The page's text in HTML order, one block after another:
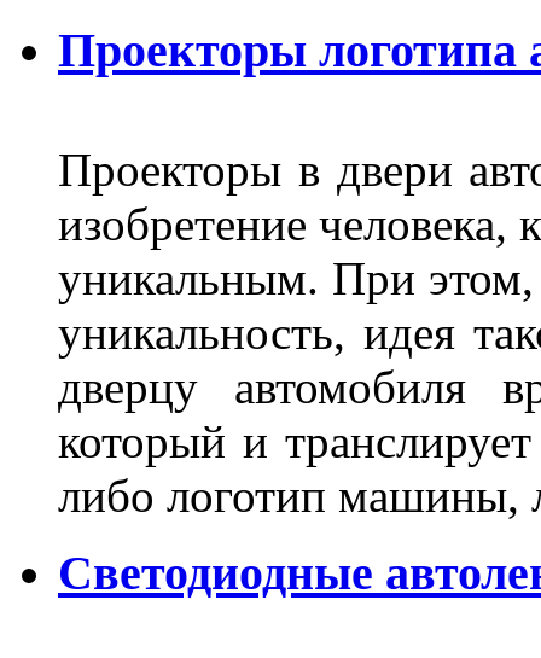
Проекторы логотипа
Проекторы в двери
изобретение человека,
уникальным. При этом,
уникальность, идея
дверцу автомобиля
который и
либо логотип машины,
Светодиодные